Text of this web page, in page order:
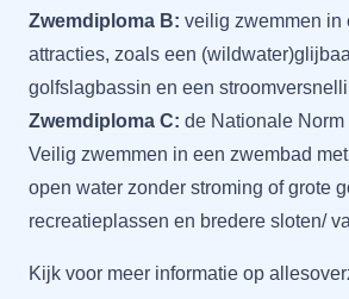
Zwemdiploma B: veilig zwemmen in
attracties, zoals een
golfslagbassin en een
Zwemdiploma C: de Nationale
Veilig zwemmen in een zwembad
open water zonder stroming of grote
recreatieplassen en bredere sloten/
Kijk voor meer informatie op